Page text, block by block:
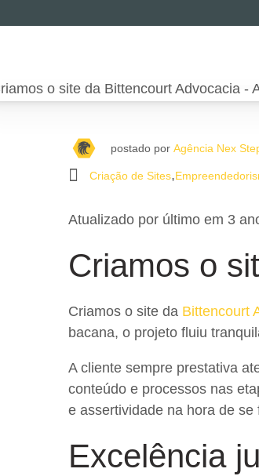
postado por Agência Nex
Criação de Sites,
Atualizado por último em 3
Criamos o
Criamos o site da Bittencourt
bacana, o projeto fluiu
A cliente sempre prestativa
conteúdo e processos nas
e assertividade na hora de se
Excelência